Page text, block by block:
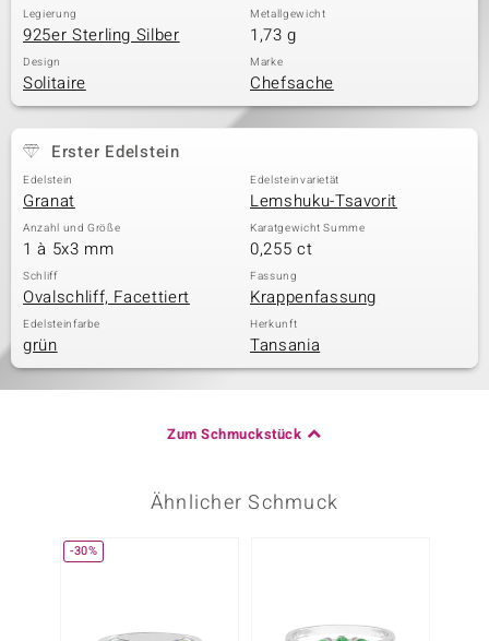
Legierung
925er Sterling Silber
Metallgewicht
1,73 g
Design
Solitaire
Marke
Chefsache
Erster Edelstein
Edelstein
Granat
Edelsteinvarietät
Lemshuku-Tsavorit
Anzahl und Größe
1 à 5x3 mm
Karatgewicht Summe
0,255 ct
Schliff
Ovalschliff, Facettiert
Fassung
Krappenfassung
Edelsteinfarbe
grün
Herkunft
Tansania
Zum Schmuckstück
Ähnlicher Schmuck
-30%